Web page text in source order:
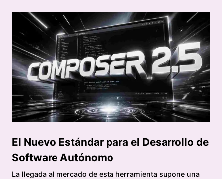
El Nuevo Estándar para el Desarrollo de
Software Autónomo
La llegada al mercado de esta herramienta supone una